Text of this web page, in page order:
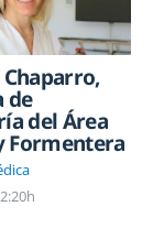
de
del Área
Formentera